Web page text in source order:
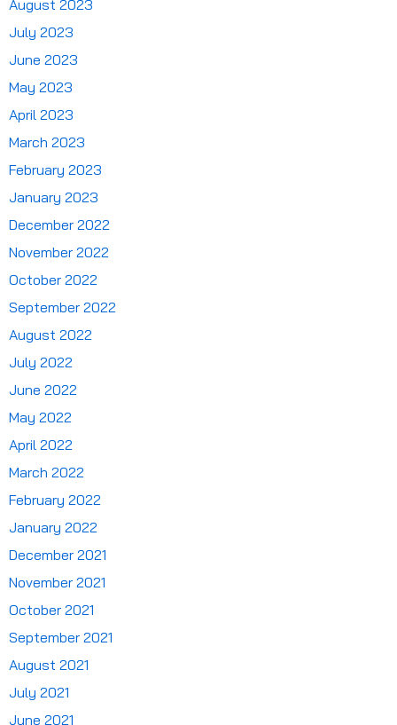
August 2023
July 2023
June 2023
May 2023
April 2023
March 2023
February 2023
January 2023
December 2022
November 2022
October 2022
September 2022
August 2022
July 2022
June 2022
May 2022
April 2022
March 2022
February 2022
January 2022
December 2021
November 2021
October 2021
September 2021
August 2021
July 2021
June 2021